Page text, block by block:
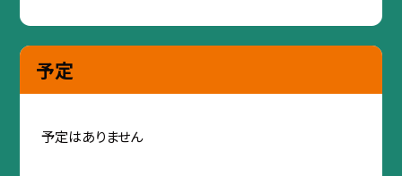
予定
予定はありません